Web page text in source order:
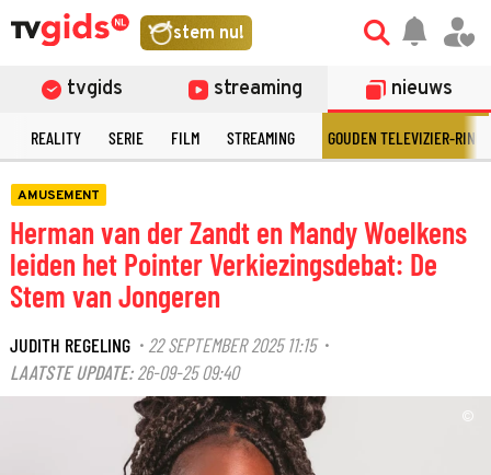
stem nu!
tvgids streaming nieuws
REALITY SERIE FILM STREAMING GOUDEN TELEVIZIER-RING
AMUSEMENT
Herman van der Zandt en Mandy Woelkens
leiden het Pointer Verkiezingsdebat: De
Stem van Jongeren
JUDITH REGELING · 22 SEPTEMBER 2025 11:15·
LAATSTE UPDATE: 26-09-25 09:40
©